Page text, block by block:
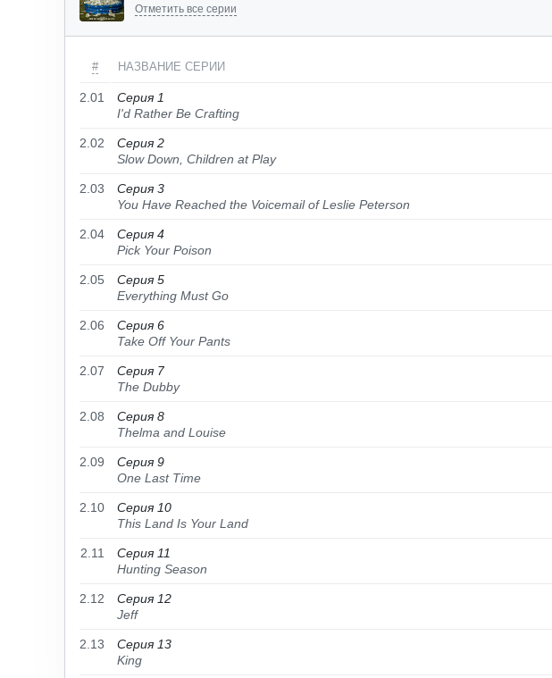
Отметить все серии
# НАЗВАНИЕ СЕРИИ
2.01
Серия 1
I'd Rather Be Crafting
2.02
Серия 2
Slow Down, Children at Play
2.03
Серия 3
You Have Reached the Voicemail of Leslie Peterson
2.04
Серия 4
Pick Your Poison
2.05
Серия 5
Everything Must Go
2.06
Серия 6
Take Off Your Pants
2.07
Серия 7
The Dubby
2.08
Серия 8
Thelma and Louise
2.09
Серия 9
One Last Time
2.10
Серия 10
This Land Is Your Land
2.11
Серия 11
Hunting Season
2.12
Серия 12
Jeff
2.13
Серия 13
King